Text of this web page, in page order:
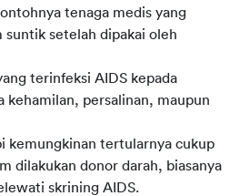
tenaga medis yang
setelah dipakai oleh
terinfeksi AIDS kepada
kehamilan, persalinan, maupun
kemungkinan tertularnya cukup
dilakukan donor darah, biasanya
skrining AIDS.